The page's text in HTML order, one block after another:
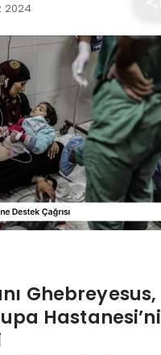
2024
Ghebreyesus,
Hastanesi’ni